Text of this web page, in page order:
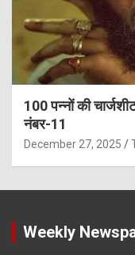
100 पन्नों की
नंबर-11
December 27, 2025
Weekly